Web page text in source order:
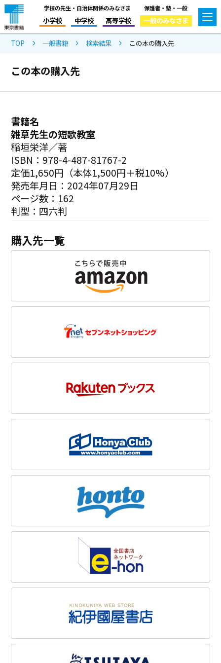
学校の先生・自治体関係のみなさま
小学校 中学校 高等学校
保護者・塾・一般
一般のみなさま
TOP 一般書籍 検索結果 この本の購入先
この本の購入先
書籍名
雑草先生の短歌教室
稲垣栄洋／著
ISBN：978-4-487-81767-2
定価1,650円（本体1,500円＋税10%）
発売年月日：2024年07月29日
ページ数：162
判型：四六判
購入先一覧